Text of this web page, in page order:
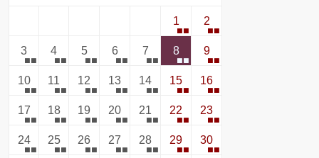
1 2
3 4 5 6 7 8 9
10 11 12 13 14 15 16
17 18 19 20 21 22 23
24 25 26 27 28 29 30